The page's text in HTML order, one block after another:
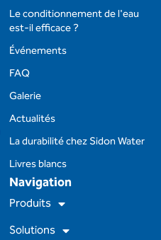
Navigation
Produits
Solutions
Le conditionnement de l'eau
est-il efficace ?
Événements
FAQ
Galerie
Actualités
La durabilité chez Sidon Water
Livres blancs